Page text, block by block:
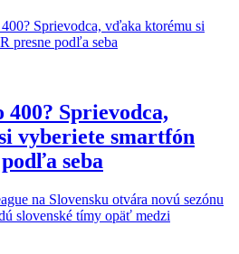
400? Sprievodca,
vyberiete smartfón
seba